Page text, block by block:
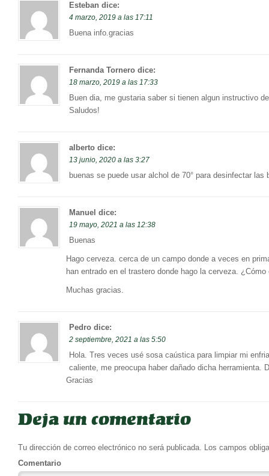
Esteban dice:
4 marzo, 2019 a las 17:11
Buena info.gracias
Fernanda Tornero dice:
18 marzo, 2019 a las 17:33
Buen dia, me gustaria saber si tienen algun instructivo
Saludos!
alberto dice:
13 junio, 2020 a las 3:27
buenas se puede usar alchol de 70° para desinfectar
Manuel dice:
19 mayo, 2021 a las 12:38
Buenas
Hago cerveza. cerca de un campo donde a veces en
han entrado en el trastero donde hago la cerveza.
Muchas gracias.
Pedro dice:
2 septiembre, 2021 a las 5:50
Hola. Tres veces usé sosa caústica para limpiar mi
caliente, me preocupa haber dañado dicha herramienta.
Gracias
Deja un comentario
Tu dirección de correo electrónico no será publicada. Los campos
Comentario